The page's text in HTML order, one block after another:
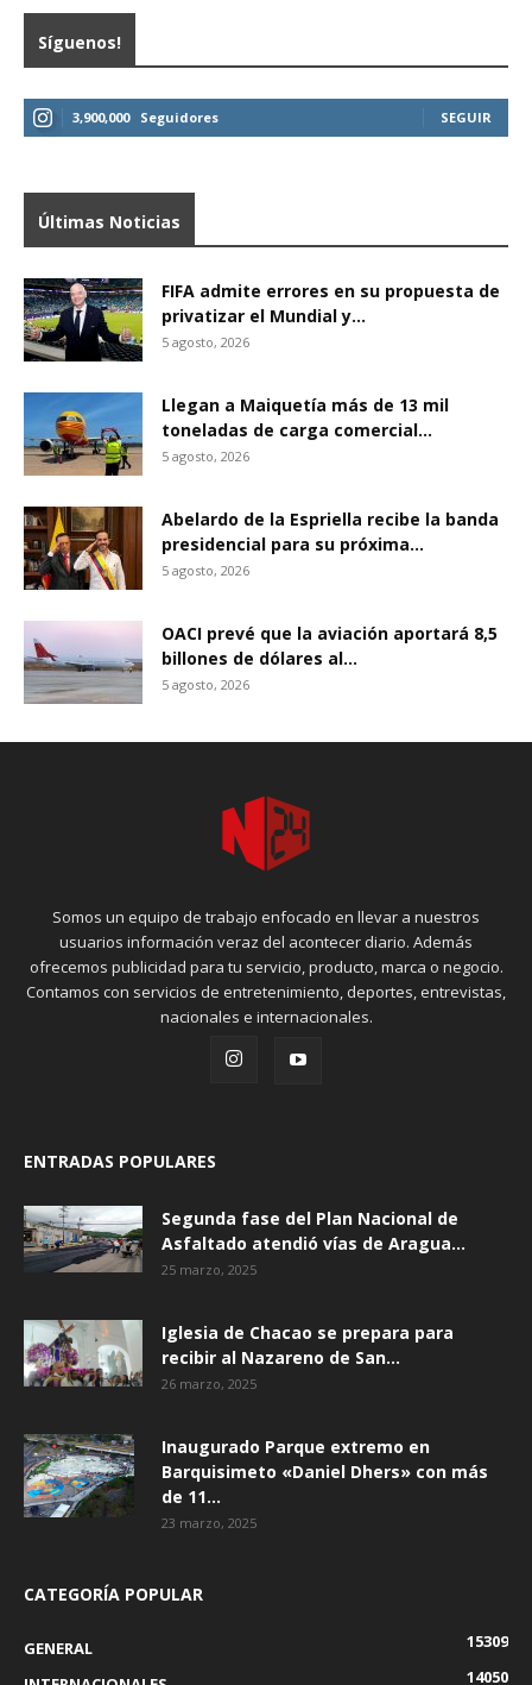
Síguenos!
3,900,000 Seguidores SEGUIR
Últimas Noticias
FIFA admite errores en su propuesta de
privatizar el Mundial y...
5 agosto, 2026
Llegan a Maiquetía más de 13 mil
toneladas de carga comercial...
5 agosto, 2026
Abelardo de la Espriella recibe la banda
presidencial para su próxima...
5 agosto, 2026
OACI prevé que la aviación aportará 8,5
billones de dólares al...
5 agosto, 2026
Somos un equipo de trabajo enfocado en llevar a nuestros
usuarios información veraz del acontecer diario. Además
ofrecemos publicidad para tu servicio, producto, marca o negocio.
Contamos con servicios de entretenimiento, deportes, entrevistas,
nacionales e internacionales.
ENTRADAS POPULARES
Segunda fase del Plan Nacional de
Asfaltado atendió vías de Aragua...
25 marzo, 2025
Iglesia de Chacao se prepara para
recibir al Nazareno de San...
26 marzo, 2025
Inaugurado Parque extremo en
Barquisimeto «Daniel Dhers» con más
de 11...
23 marzo, 2025
CATEGORÍA POPULAR
GENERAL
15309
14050